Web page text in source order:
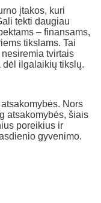
įtakos, kuri
tekti daugiau
– finansams,
tikslams. Tai
tvirtais
dėl ilgalaikių tikslų.
Nors
atsakomybės, šiais
poreikius ir
gyvenimo.